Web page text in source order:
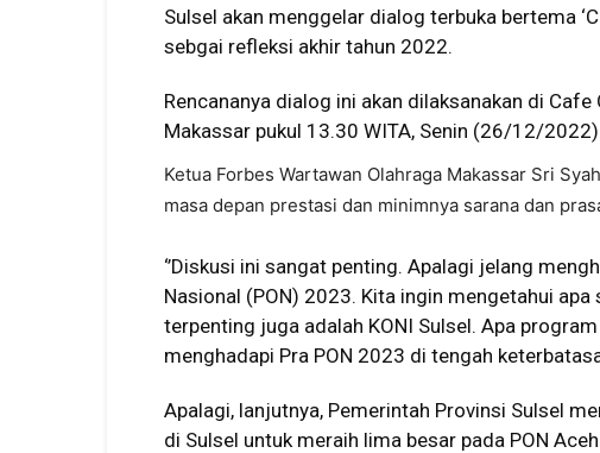
Sulsel akan menggelar dialog terbuka bertema
sebgai refleksi akhir tahun 2022.
Rencananya dialog ini akan dilaksanakan di
Makassar pukul 13.30 WITA, Senin (26/12/
Ketua Forbes Wartawan Olahraga Makassar Sri
masa depan prestasi dan minimnya sarana dan
‘’Diskusi ini sangat penting. Apalagi jelang
Nasional (PON) 2023. Kita ingin mengetahui
terpenting juga adalah KONI Sulsel. Apa
menghadapi Pra PON 2023 di tengah
Apalagi, lanjutnya, Pemerintah Provinsi Sulsel
di Sulsel untuk meraih lima besar pada PON